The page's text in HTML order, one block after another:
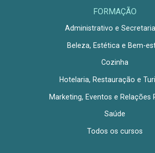
FORMAÇÃO
Administrativo e
Beleza, Estética e Bem-
Cozinha
Hotelaria, Restauração e
Marketing, Eventos e Relações
Saúde
Todos os cursos